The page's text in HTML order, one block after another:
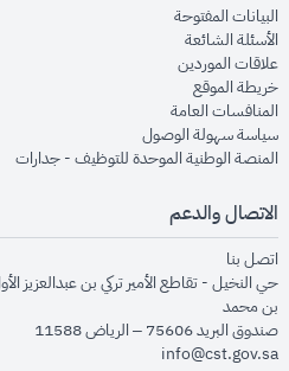
البيانات المفتوحةopens in new window
الأسئلة الشائعةopens in new window
علاقات الموردينopens in new window
خريطة الموقعopens in new window
المنافسات العامةopens in new window
سياسة سهولة الوصولin new window
المنصة الوطنية الموحدة للتوظيف - جدارات
الاتصال والدعم
اتصل بنا
حي النخيل - تقاطع الأمير تركي بن عبدالعزيز
بن محمد
صندوق البريد 75606 – الرياض 11588
info@cst.gov.sa